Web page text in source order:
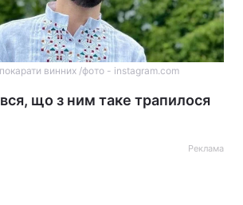
винних /фото - instagram.com
що з ним таке трапилося
Реклама